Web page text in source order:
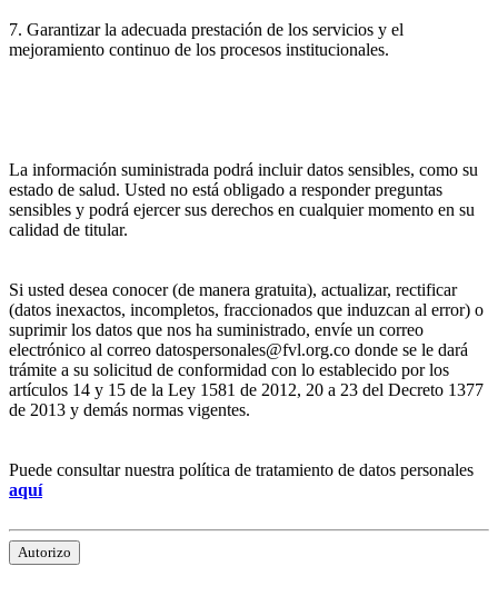
7. Garantizar la adecuada prestación de los servicios y el
mejoramiento continuo de los procesos institucionales.
La información suministrada podrá incluir datos sensibles, como su
estado de salud. Usted no está obligado a responder preguntas
sensibles y podrá ejercer sus derechos en cualquier momento en su
calidad de titular.
Si usted desea conocer (de manera gratuita), actualizar, rectificar
(datos inexactos, incompletos, fraccionados que induzcan al error) o
suprimir los datos que nos ha suministrado, envíe un correo
electrónico al correo datospersonales@fvl.org.co donde se le dará
trámite a su solicitud de conformidad con lo establecido por los
artículos 14 y 15 de la Ley 1581 de 2012, 20 a 23 del Decreto 1377
de 2013 y demás normas vigentes.
Puede consultar nuestra política de tratamiento de datos personales
aquí
Autorizo